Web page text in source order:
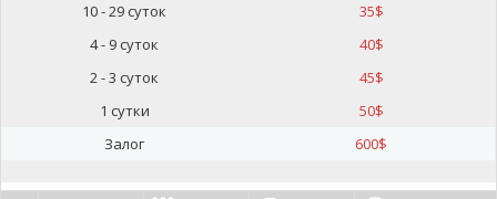
10 - 29 суток
35$
4 - 9 суток
40$
2 - 3 суток
45$
1 сутки
50$
Залог
600$